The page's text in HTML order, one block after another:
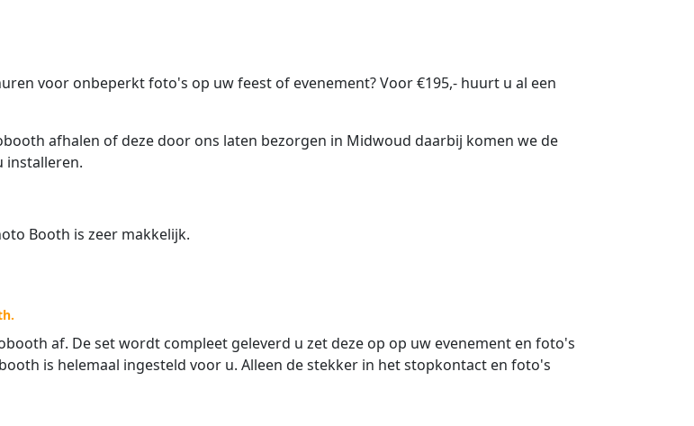
voor onbeperkt foto's op uw feest of evenement? Voor €195,- huurt u al een
afhalen of deze door ons laten bezorgen in Midwoud daarbij komen we de
installeren.
Booth is zeer makkelijk.
af. De set wordt compleet geleverd u zet deze op op uw evenement en foto's
is helemaal ingesteld voor u. Alleen de stekker in het stopkontact en foto's